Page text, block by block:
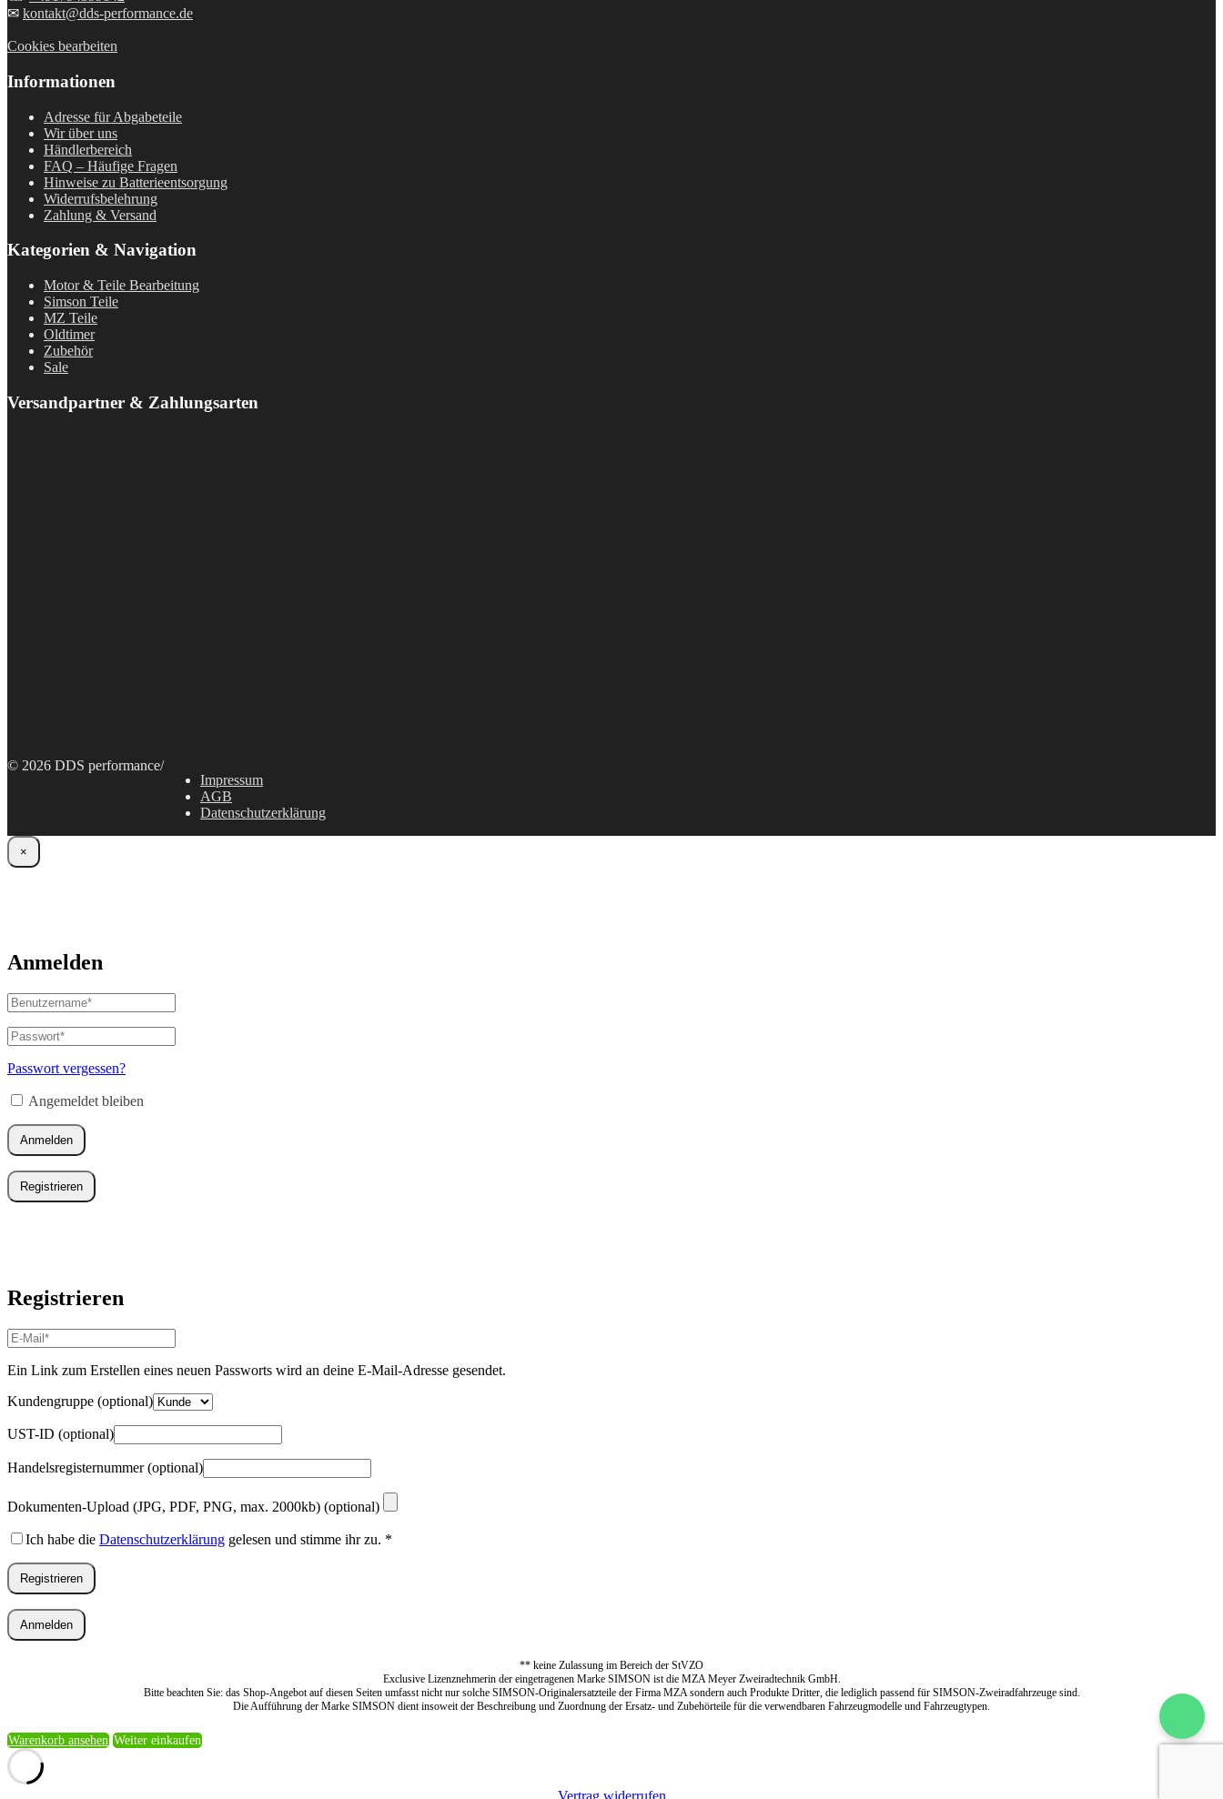
✉ kontakt@dds-performance.de
Cookies bearbeiten
Informationen
Adresse für Abgabeteile
Wir über uns
Händlerbereich
FAQ – Häufige Fragen
Hinweise zu Batterieentsorgung
Widerrufsbelehrung
Zahlung & Versand
Kategorien & Navigation
Motor & Teile Bearbeitung
Simson Teile
MZ Teile
Oldtimer
Zubehör
Sale
Versandpartner & Zahlungsarten
© 2026 DDS performance/
Impressum
AGB
Datenschutzerklärung
×
Anmelden
Benutzername
oder
E-
Mail-
Adresse*
Passwort*
Erforderlich
Passwort vergessen?
Angemeldet bleiben
Anmelden
Registrieren
Registrieren
E-
Mail-
Adresse*
Ein Link zum Erstellen eines neuen Passworts wird an deine E-Mail-Adresse gesendet.
Kundengruppe (optional)
UST-ID (optional)
Handelsregisternummer(optional)
Dokumenten-Upload (JPG, PDF, PNG, max. 2000kb) (optional)
Ich habe die Datenschutzerklärung gelesen und stimme ihr zu. *
Registrieren
Anmelden
** keine Zulassung im Bereich der StVZO
Exclusive Lizenznehmerin der eingetragenen Marke SIMSON ist die MZA Meyer Zweiradtechnik GmbH.
Bitte beachten Sie: das Shop-Angebot auf diesen Seiten umfasst nicht nur solche SIMSON-Originalersatzteile der Firma MZA sondern auch Produkte Dritter, die lediglich passend für SIMSON-Zweiradfahrzeuge sind.
Die Aufführung der Marke SIMSON dient insoweit der Beschreibung und Zuordnung der Ersatz- und Zubehörteile für die verwendbaren Fahrzeugmodelle und Fahrzeugtypen.
Warenkorb ansehen Weiter einkaufen